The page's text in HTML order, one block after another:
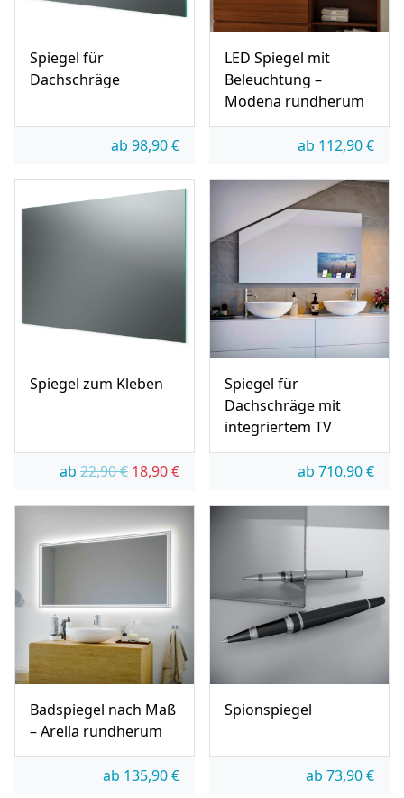
Spiegel für
Dachschräge
ab 98,90€
LED Spiegel mit
Beleuchtung –
Modena rundherum
ab 112,90€
Spiegel zum Kleben
ab 22,90€ Ursprünglicher Preis war: 22,90 €
18,90€Aktueller Preis ist: 18,90 €.
Spiegel für
Dachschräge mit
integriertem TV
ab 710,90€
Badspiegel nach Maß
– Arella rundherum
ab 135,90€
Spionspiegel
ab 73,90€